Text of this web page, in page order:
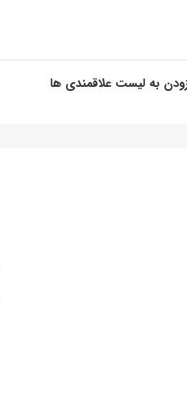
به لیست علاقمندی ها